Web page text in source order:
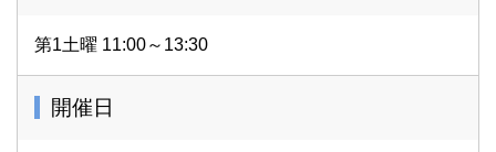
第1土曜 11:00～13:30
開催日